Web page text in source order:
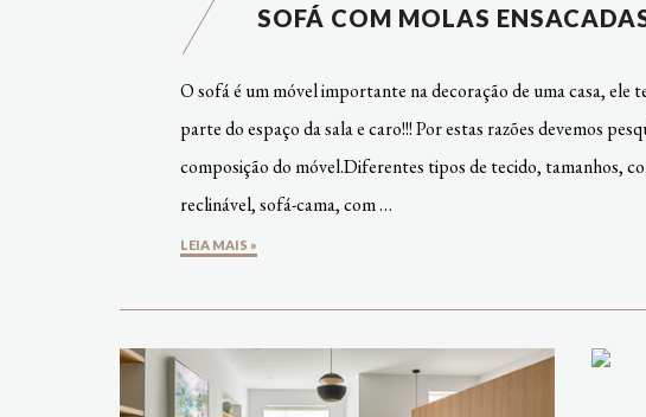
SOFÁ COM MOLAS
O sofá é um móvel importante na decoração de uma casa, ele
parte do espaço da sala e caro!!! Por estas razões devemos
composição do móvel.Diferentes tipos de tecido, tamanhos,
reclinável, sofá-cama, com …
LEIA MAIS »